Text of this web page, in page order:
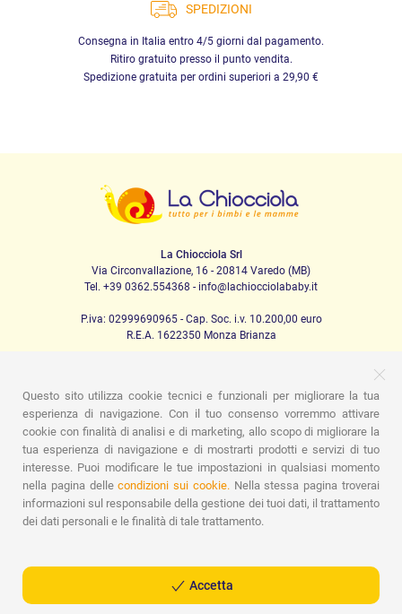
SPEDIZIONI
Consegna in Italia entro 4/5 giorni dal pagamento.
Ritiro gratuito presso il punto vendita.
Spedizione gratuita per ordini superiori a 29,90 €
La Chiocciola Srl
Via Circonvallazione, 16 - 20814 Varedo (MB)
Tel. +39 0362.554368 - info@lachiocciolababy.it
P.iva: 02999690965 - Cap. Soc. i.v. 10.200,00 euro
R.E.A. 1622350 Monza Brianza
PRODOTTI
Passeggio
Seggiolini Auto A casa Pappa
Nanna
Igiene
Mamma e bebè Abbigliamento Gioco
Gift card
Kit baby set
Idee regalo Camerette
Promozioni
Promozioni
Marchi
ASSISTENZA
Cookie Policy
Questo sito utilizza cookie tecnici e funzionali per migliorare la tua
esperienza di navigazione. Con il tuo consenso vorremmo attivare
cookie con finalità di analisi e di marketing, allo scopo di migliorare la
tua esperienza di navigazione e di mostrarti prodotti e servizi di tuo
interesse. Puoi modificare le tue impostazioni in qualsiasi momento
nella pagina dellecondizioni sui cookie.Nella stessa pagina troverai
informazioni sul responsabile della gestione dei tuoi dati, il trattamento
dei dati personali e le finalità di tale trattamento.
Accetta